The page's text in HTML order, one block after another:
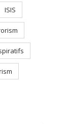
ISIS